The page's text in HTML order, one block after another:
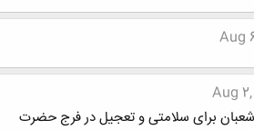
Aug
Aug
شعبان برای سلامتی و تعجیل در فرج حضرت